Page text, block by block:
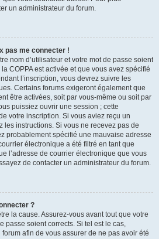
un administrateur du forum.
pas me connecter !
nom d’utilisateur et votre mot de passe soient
COPPA est activée et que vous avez spécifié
l’inscription, vous devrez suivre les
Certains forums exigeront également que
être activées, soit par vous-même ou soit par
puissiez ouvrir une session ; cette
votre inscription. Si vous aviez reçu un
les instructions. Si vous ne recevez pas de
probablement spécifié une mauvaise adresse
électronique a été filtré en tant que
l’adresse de courrier électronique que vous
de contacter un administrateur du forum.
?
la cause. Assurez-vous avant tout que votre
passe soient corrects. Si tel est le cas,
afin de vous assurer de ne pas avoir été